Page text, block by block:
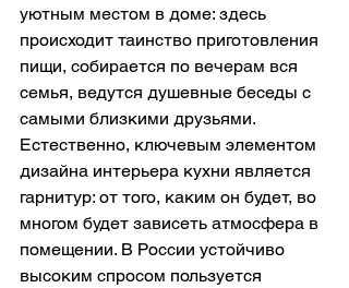
уютным местом в доме: здесь
происходит таинство приготовления
пищи, собирается по вечерам вся
семья, ведутся душевные беседы с
самыми близкими друзьями.
Естественно, ключевым элементом
дизайна интерьера кухни является
гарнитур: от того, каким он будет, во
многом будет зависеть атмосфера в
помещении. В России устойчиво
высоким спросом пользуется